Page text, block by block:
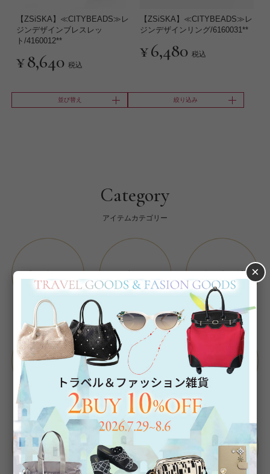
【ZSiSKA】≪CITYBEADS≫レ
ジンデザインブレスレッ
ト/4160012**
¥8,640 税込
【ZSiSKA】≪CITYBEADS≫レ
ジンデザインリング/6160031**
¥6,480 税込
並び替え 絞り込み
Category
アイテムカテゴリー
×